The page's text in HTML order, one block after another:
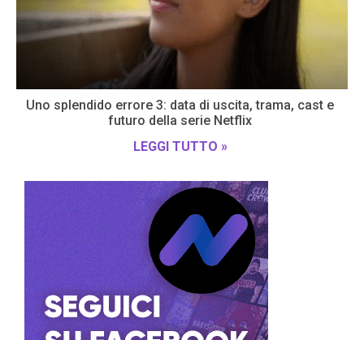
Uno splendido errore 3: data di uscita, trama, cast e
futuro della serie Netflix
LEGGI TUTTO »